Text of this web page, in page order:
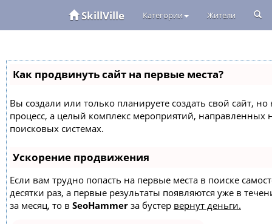
SkillVille Категории Жители
Как продвинуть сайт на первые места?
Вы создали или только планируете создать свой сайт,
процесс, а целый комплекс мероприятий,
поисковых системах.
Ускорение продвижения
Если вам трудно попасть на первые места в поиске
десятки раз, а первые результаты появляются уже в
за месяц, то в SeoHammer за бустер вернут деньги.